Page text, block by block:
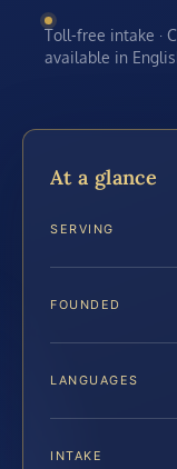
Toll-free intake ·
available in
At a glance
SERVING
FOUNDED
LANGUAGES
INTAKE